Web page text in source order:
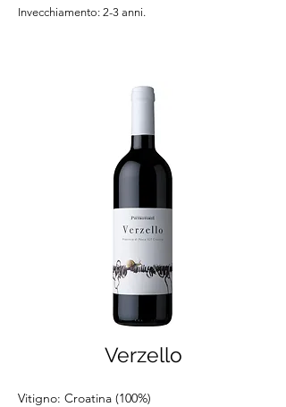
Invecchiamento: 2-3 anni.
Verzello
Vitigno: Croatina (100%)